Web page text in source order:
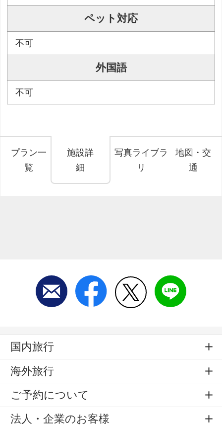
ペット対応
不可
外国語
不可
プラン一
覧
施設詳
細
写真ライブラ
リ
地図・交
通
国内旅行
海外旅行
ご予約について
法人・企業のお客様